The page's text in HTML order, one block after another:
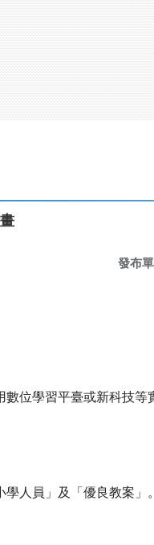
發布
位學習平臺或新科技
人員」及「優良教案」。